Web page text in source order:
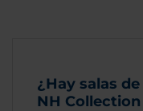
¿Hay salas
NH